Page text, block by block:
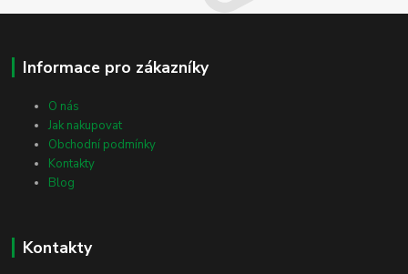
Informace pro zákazníky
O nás
Jak nakupovat
Obchodní podmínky
Kontakty
Blog
Kontakty